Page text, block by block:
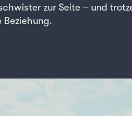
zur Seite – und